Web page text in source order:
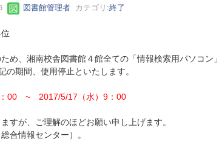
図書館管理者カテゴリ:終了
め、湘南校舎図書館４館全ての「情報検索用パソコン
の期間、使用停止といたします。
：00 ~ 2017/5/17（水）9：00
すが、ご理解のほどお願い申し上げます。
合情報センター）。